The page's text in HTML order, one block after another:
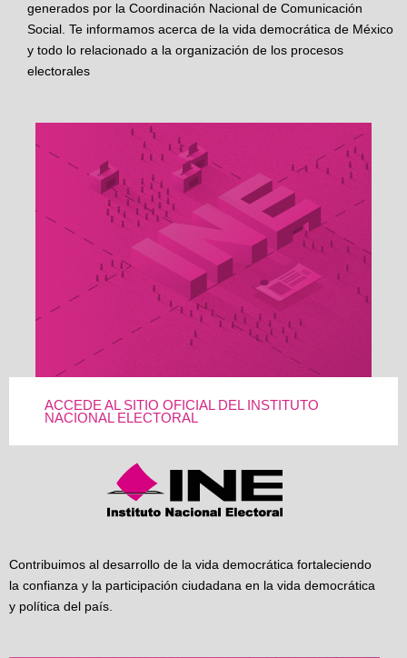
generados por la Coordinación Nacional de Comunicación
Social. Te informamos acerca de la vida democrática de México
y todo lo relacionado a la organización de los procesos
electorales
ACCEDE AL SITIO OFICIAL DEL INSTITUTO
NACIONAL ELECTORAL
Contribuimos al desarrollo de la vida democrática fortaleciendo
la confianza y la participación ciudadana en la vida democrática
y política del país.